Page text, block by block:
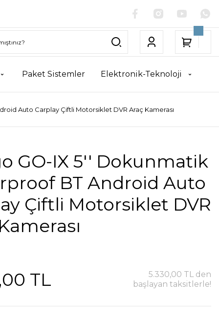
Paket Sistemler Elektronik-Teknoloji
Auto Carplay Çiftli Motorsiklet DVR Araç Kamerası
GO-IX 5'' Dokunmatik
BT Android Auto
Çiftli Motorsiklet DVR
TL
5.330,00 TL den
başlayan taksitlerle!